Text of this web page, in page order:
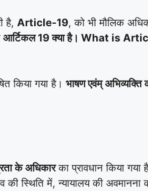
है, Article-19, को भी मौलिक
आर्टिकल 19 क्या है। What is
किया गया है। भाषण एवंम् अभिव्यक्ति
के अधिकारका प्रावधान किया गया
स्थिति में, न्यायालय की